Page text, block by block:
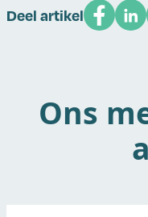
Deel artikel
Ons